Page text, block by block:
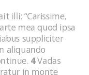
illi: “Carissime,
mea quod ipsa
suppliciter
aliquando
4Vadas
in monte